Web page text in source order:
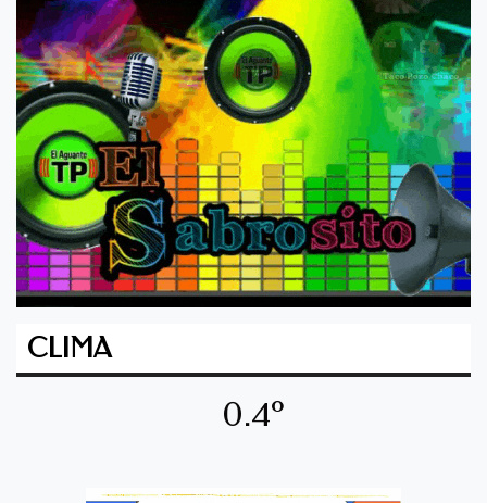
CLIMA
0.4º